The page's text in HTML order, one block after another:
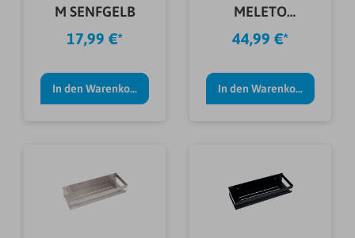
M SENFGELB
17,99 €*
In den Warenkorb
MELETO
GUNMETALL
44,99 €*
In den Warenkorb